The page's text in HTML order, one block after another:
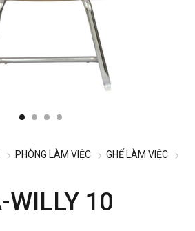
PHÒNG LÀM VIỆC
GHẾ LÀM VIỆC
WILLY 10